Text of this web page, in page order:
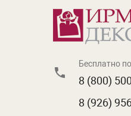
Бесплатно
8 (800)
8 (926)